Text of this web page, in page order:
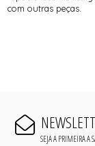
com outras peças.
SEJA A PRIMEIRA A